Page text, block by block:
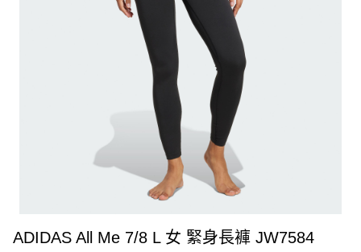
ADIDAS All Me 7/8 L 女 緊身長褲 JW7584